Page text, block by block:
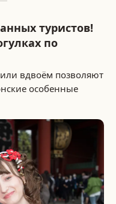
туристов!
по
вдвоём позволяют
особенные